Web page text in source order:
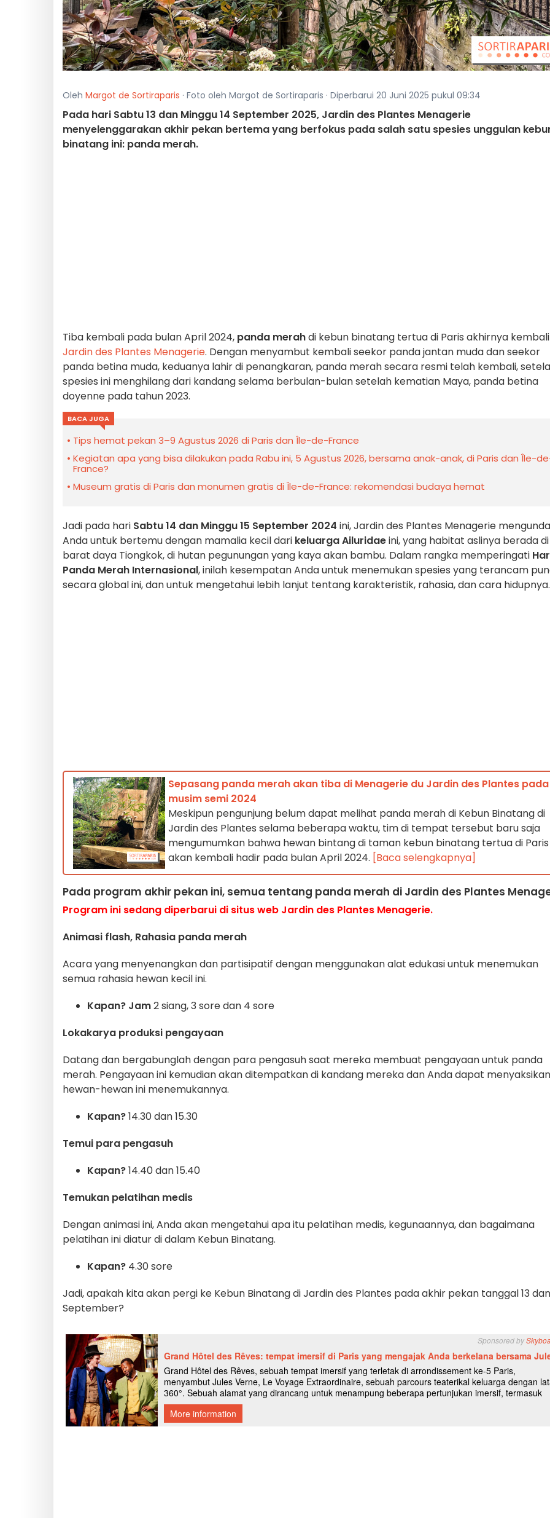
Oleh Margot de Sortiraparis · Foto oleh Margot de Sortiraparis · Diperbarui 20 Juni 2025 pukul 09:34
Pada hari Sabtu 13 dan Minggu 14 September 2025, Jardin des Plantes Menagerie
menyelenggarakan akhir pekan bertema yang berfokus pada salah satu spesies unggulan
binatang ini: panda merah.
Tiba kembali pada bulan April 2024, panda merahdi kebun binatang tertua di Paris akhirnya
Jardin des Plantes Menagerie. Dengan menyambut kembali seekor panda jantan muda dan seekor
panda betina muda, keduanya lahir di penangkaran, panda merah secara resmi telah kembali,
spesies ini menghilang dari kandang selama berbulan-bulan setelah kematian Maya, panda betina
doyenne pada tahun 2023.
BACA JUGA
Tips hemat pekan 3–9 Agustus 2026 di Paris dan Île-de-France
Kegiatan apa yang bisa dilakukan pada Rabu ini, 5 Agustus 2026, bersama anak-anak, di Paris dan Île-
France?
Museum gratis di Paris dan monumen gratis di Île-de-France: rekomendasi budaya hemat
Jadi pada hari Sabtu 14 dan Minggu 15 September 2024 ini, Jardin des Plantes Menagerie
Anda untuk bertemu dengan mamalia kecil dari keluarga Ailuridaeini, yang habitat aslinya berada di
barat daya Tiongkok, di hutan pegunungan yang kaya akan bambu. Dalam rangka memperingati
Panda Merah Internasional, inilah kesempatan Anda untuk menemukan spesies yang terancam
secara global ini, dan untuk mengetahui lebih lanjut tentang karakteristik, rahasia, dan cara
Sepasang panda merah akan tiba di Menagerie du Jardin des Plantes pada
musim semi 2024
Meskipun pengunjung belum dapat melihat panda merah di Kebun Binatang di
Jardin des Plantes selama beberapa waktu, tim di tempat tersebut baru saja
mengumumkan bahwa hewan bintang di taman kebun binatang tertua di Paris
akan kembali hadir pada bulan April 2024. [Baca selengkapnya]
Pada program akhir pekan ini, semua tentang panda merah di Jardin des Plantes
Program ini sedang diperbarui di situs web Jardin des Plantes Menagerie.
Animasi flash, Rahasia panda merah
Acara yang menyenangkan dan partisipatif dengan menggunakan alat edukasi untuk menemukan
semua rahasia hewan kecil ini.
Kapan? Jam2 siang, 3 sore dan 4 sore
Lokakarya produksi pengayaan
Datang dan bergabunglah dengan para pengasuh saat mereka membuat pengayaan untuk panda
merah. Pengayaan ini kemudian akan ditempatkan di kandang mereka dan Anda dapat menyaksikan
hewan-hewan ini menemukannya.
Kapan?14.30 dan 15.30
Temui para pengasuh
Kapan?14.40 dan 15.40
Temukan pelatihan medis
Dengan animasi ini, Anda akan mengetahui apa itu pelatihan medis, kegunaannya, dan bagaimana
pelatihan ini diatur di dalam Kebun Binatang.
Kapan? 4.30 sore
Jadi, apakah kita akan pergi ke Kebun Binatang di Jardin des Plantes pada akhir pekan tanggal 13
September?